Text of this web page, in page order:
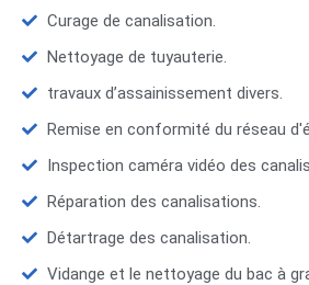
Curage de canalisation.
Nettoyage de tuyauterie.
travaux d’assainissement divers.
Remise en conformité du réseau
Inspection caméra vidéo des
Réparation des canalisations.
Détartrage des canalisation.
Vidange et le nettoyage du bac à